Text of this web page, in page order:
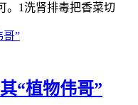
。1洗肾排毒把香菜切
“植物伟哥”